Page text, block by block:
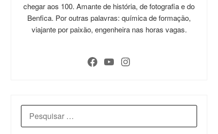
chegar aos 100. Amante de história, de fotografia e do
Benfica. Por outras palavras: química de formação,
viajante por paixão, engenheira nas horas vagas.